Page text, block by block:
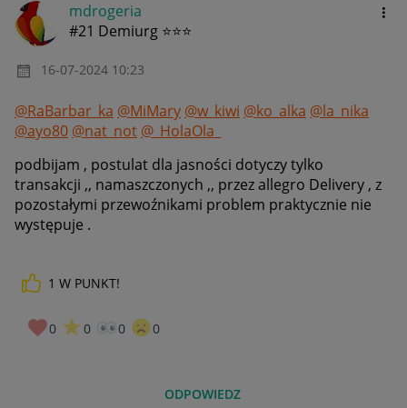
mdrogeria
#21 Demiurg ⭐⭐⭐
‎16-07-2024 10:23
@RaBarbar_ka @MiMary @w_kiwi @ko_alka @la_nika
@ayo80 @nat_not @_HolaOla_
podbijam , postulat dla jasności dotyczy tylko
transakcji ,, namaszczonych ,, przez allegro Delivery , z
pozostałymi przewoźnikami problem praktycznie nie
występuje .
1 W PUNKT!
0 0 0 0
ODPOWIEDZ